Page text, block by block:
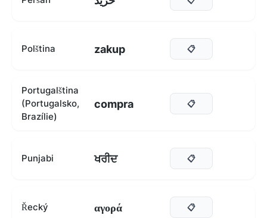
Polština zakup 📋
Portugalština
(Portugalsko,
Brazílie)
compra 📋
Punjabi ਖਰੀਦ 📋
Řecký αγορά 📋